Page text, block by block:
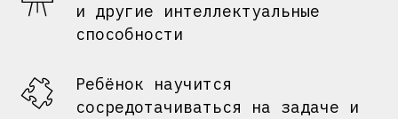
и другие интеллектуальные
способности
Ребёнок научится
сосредотачиваться на задаче и